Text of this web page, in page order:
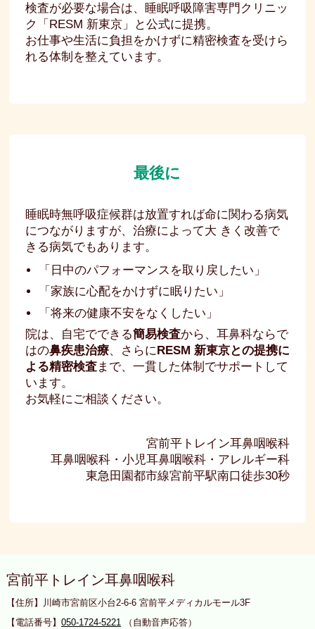
検査が必要な場合は、睡眠呼吸障害専門クリニッ
ク「RESM 新東京」と公式に提携。
お仕事や生活に負担をかけずに精密検査を受けら
れる体制を整えています。
最後に
睡眠時無呼吸症候群は放置すれば命に関わる病気
につながりますが、治療によって大 きく改善で
きる病気でもあります。
「日中のパフォーマンスを取り戻したい」
「家族に心配をかけずに眠りたい」
「将来の健康不安をなくしたい」
院は、自宅でできる簡易検査から、耳鼻科ならで
はの鼻疾患治療、さらにRESM 新東京との提携に
よる精密検査まで、一貫した体制でサポートして
います。
お気軽にご相談ください。
宮前平トレイン耳鼻咽喉科
耳鼻咽喉科・小児耳鼻咽喉科・アレルギー科
東急田園都市線宮前平駅南口徒歩30秒
宮前平トレイン耳鼻咽喉科
【住所】川崎市宮前区小台2-6-6 宮前平メディカルモール3F
【電話番号】 050-1724-5221
（自動音声応答）